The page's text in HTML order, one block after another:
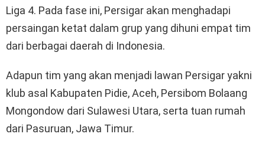
Liga 4. Pada fase ini, Persigar akan menghadapi
persaingan ketat dalam grup yang dihuni empat tim
dari berbagai daerah di Indonesia.
Adapun tim yang akan menjadi lawan Persigar yakni
klub asal Kabupaten Pidie, Aceh, Persibom Bolaang
Mongondow dari Sulawesi Utara, serta tuan rumah
dari Pasuruan, Jawa Timur.